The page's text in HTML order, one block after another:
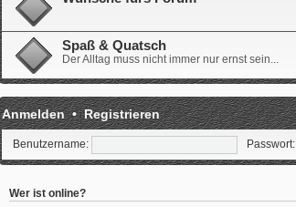
Spaß & Quatsch
Der Alltag muss nicht immer nur ernst sein...
Anmelden•Registrieren
Benutzername: Passwort:
Wer ist online?